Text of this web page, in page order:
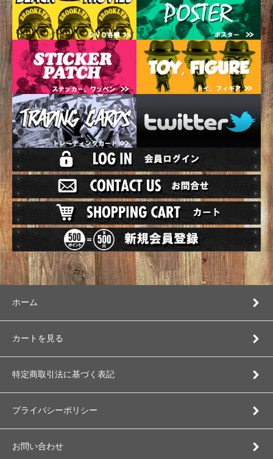
ホーム
カートを見る
特定商取引法に基づく表記
プライバシーポリシー
お問い合わせ